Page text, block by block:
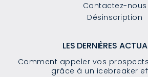
Contactez-nous
Désinscription
LES DERNIÈRES
Comment appeler vos
grâce à un icebreaker